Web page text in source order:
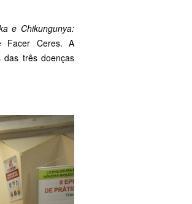
e Chikungunya:
Facer Ceres. A
das três doenças